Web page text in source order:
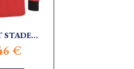
€